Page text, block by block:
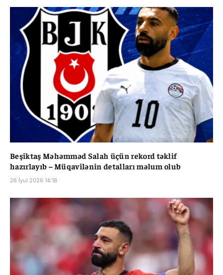
Beşiktaş Məhəmməd Salah üçün rekord təklif
hazırlayıb – Müqavilənin detalları məlum olub
26 İyul 2026 14:18